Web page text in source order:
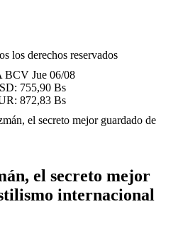
los derechos reservados
BCV Jue 06/08
755,90 Bs
872,83 Bs
el secreto mejor guardado de
el secreto mejor
internacional